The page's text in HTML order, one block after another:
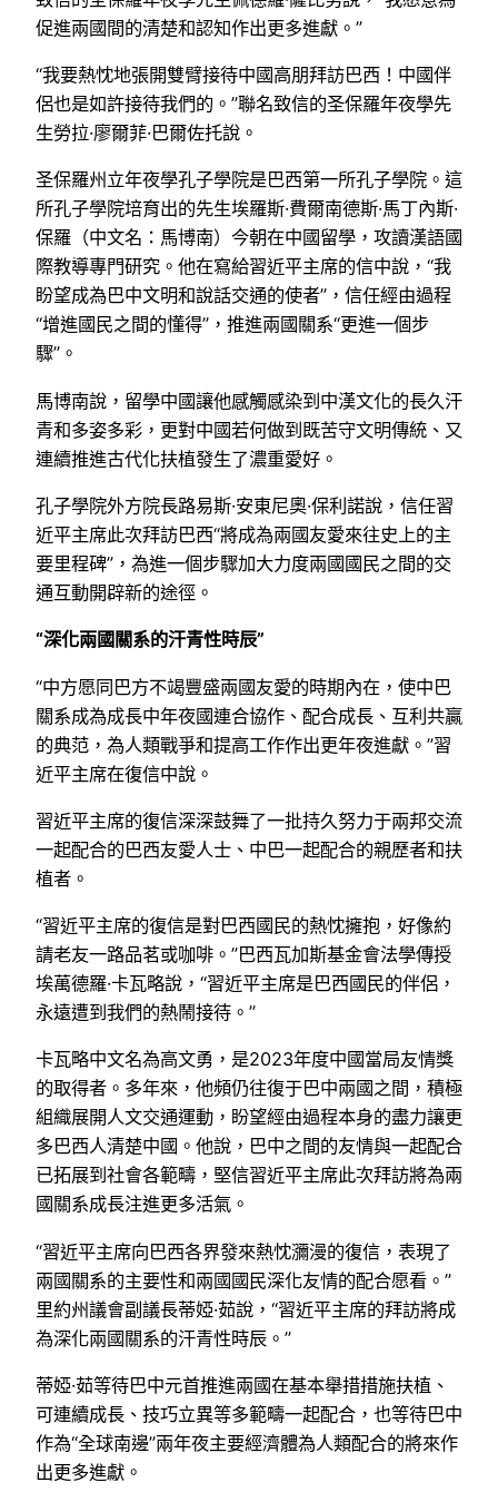
促進兩國間的清楚和認知作出更多進獻。”
“我要熱忱地張開雙臂接待中國高朋拜訪巴西！中國伴
侶也是如許接待我們的。”聯名致信的圣保羅年夜學先
生勞拉·廖爾菲·巴爾佐托說。
圣保羅州立年夜學孔子學院是巴西第一所孔子學院。這
所孔子學院培育出的先生埃羅斯·費爾南德斯·馬丁內斯·
保羅（中文名：馬博南）今朝在中國留學，攻讀漢語國
際教導專門研究。他在寫給習近平主席的信中說，“我
盼望成為巴中文明和說話交通的使者”，信任經由過程
“增進國民之間的懂得”，推進兩國關系“更進一個步
驟”。
馬博南說，留學中國讓他感觸感染到中漢文化的長久汗
青和多姿多彩，更對中國若何做到既苦守文明傳統、又
連續推進古代化扶植發生了濃重愛好。
孔子學院外方院長路易斯·安東尼奧·保利諾說，信任習
近平主席此次拜訪巴西“將成為兩國友愛來往史上的主
要里程碑”，為進一個步驟加大力度兩國國民之間的交
通互動開辟新的途徑。
“深化兩國關系的汗青性時辰”
“中方愿同巴方不竭豐盛兩國友愛的時期內在，使中巴
關系成為成長中年夜國連合協作、配合成長、互利共贏
的典范，為人類戰爭和提高工作作出更年夜進獻。”習
近平主席在復信中說。
習近平主席的復信深深鼓舞了一批持久努力于兩邦交流
一起配合的巴西友愛人士、中巴一起配合的親歷者和扶
植者。
“習近平主席的復信是對巴西國民的熱忱擁抱，好像約
請老友一路品茗或咖啡。”巴西瓦加斯基金會法學傳授
埃萬德羅·卡瓦略說，“習近平主席是巴西國民的伴侶，
永遠遭到我們的熱鬧接待。”
卡瓦略中文名為高文勇，是2023年度中國當局友情獎
的取得者。多年來，他頻仍往復于巴中兩國之間，積極
組織展開人文交通運動，盼望經由過程本身的盡力讓更
多巴西人清楚中國。他說，巴中之間的友情與一起配合
已拓展到社會各範疇，堅信習近平主席此次拜訪將為兩
國關系成長注進更多活氣。
“習近平主席向巴西各界發來熱忱瀰漫的復信，表現了
兩國關系的主要性和兩國國民深化友情的配合愿看。”
里約州議會副議長蒂婭·茹說，“習近平主席的拜訪將成
為深化兩國關系的汗青性時辰。”
蒂婭·茹等待巴中元首推進兩國在基本舉措措施扶植、
可連續成長、技巧立異等多範疇一起配合，也等待巴中
作為“全球南邊”兩年夜主要經濟體為人類配合的將來作
出更多進獻。